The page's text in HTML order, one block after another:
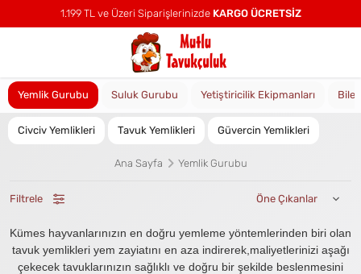
1.199 TL ve Üzeri Siparişlerinizde KARGO ÜCRETSİZ
Yemlik Gurubu Suluk Gurubu Yetiştiricilik Ekipmanları
Civciv Yemlikleri Tavuk Yemlikleri Güvercin Yemlikleri
Ana Sayfa Yemlik Gurubu
Filtrele
Kümes hayvanlarınızın en doğru yemleme yöntemlerinden biri olan
tavuk yemlikleri yem zayiatını en aza indirerek,maliyetlerinizi aşağı
çekecek tavuklarınızın sağlıklı ve doğru bir şekilde beslenmesini